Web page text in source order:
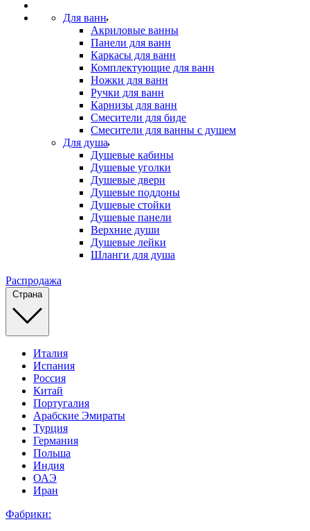
Для ванн
Акриловые ванны
Панели для ванн
Каркасы для ванн
Комплектующие для ванн
Ножки для ванн
Ручки для ванн
Карнизы для ванн
Смесители для биде
Смесители для ванны с душем
Для душа
Душевые кабины
Душевые уголки
Душевые двери
Душевые поддоны
Душевые стойки
Душевые панели
Верхние души
Душевые лейки
Шланги для душа
Распродажа
Страна
Италия
Испания
Россия
Китай
Португалия
Арабские Эмираты
Турция
Германия
Польша
Индия
ОАЭ
Иран
Фабрики: